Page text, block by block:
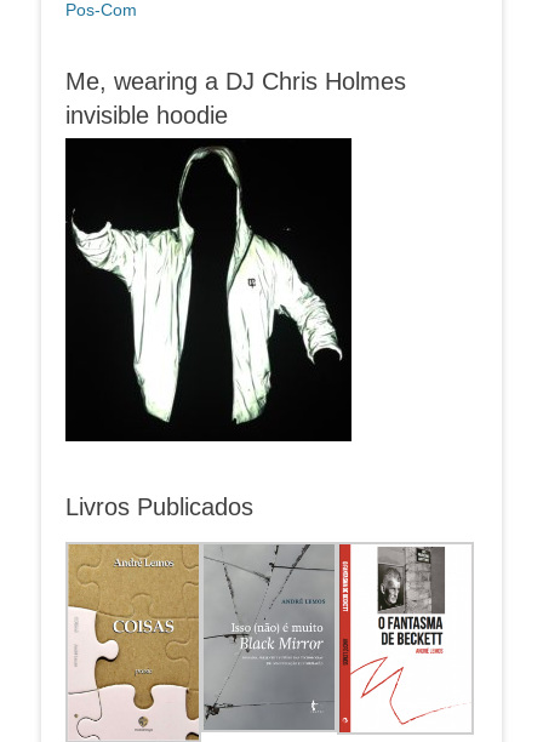
Pos-Com
Me, wearing a DJ Chris Holmes
invisible hoodie
Livros Publicados